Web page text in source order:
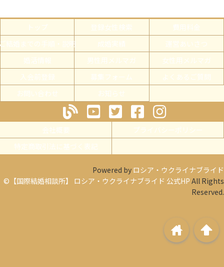
トップ 登録女性検索
費用料金
結婚までの手順・説明
成婚実績
運営あいさつ
婚活情報
男性用メルマガ
女性用メルマガ
入会前登録
募集フォーム
よくあるご質問
お問い合わせ
お知らせ
会社概要
プライバシーポリシー
特定商取引法に基づく表記
Powered by ロシア・ウクライナブライド
©【国際結婚相談所】 ロシア・ウクライナブライド 公式HP All Rights
Reserved.
arrowup
home